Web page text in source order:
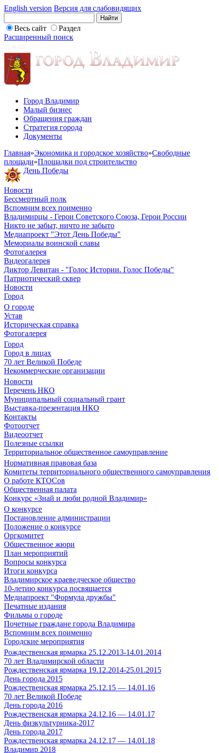
English version Версия для слабовидящих
Весь сайт
Раздел
Расширенный поиск
Город Владимир
Малый бизнес
Обращения граждан
Стратегия города
Документы
Главная»Экономика и городское хозяйство»Свободные
площади»Площадки под строительство
День Победы
Новости
Бессмертный полк
Вспомним всех поименно
Владимирцы - Герои Советского Союза, Герои России
Никто не забыт, ничто не забыто
Медиапроект "Этот День Победы"
Мемориалы воинской славы
Фотогалерея
Видеогалерея
Диктор Левитан - "Голос Истории. Голос Победы"
Патриотический сквер
Новости
Город
О городе
Устав
Историческая справка
Фотогалерея
Город
Город в лицах
70 лет Великой Победе
Некоммерческие организации
Новости
Перечень НКО
Муниципальный социальный грант
Выставка-презентация НКО
Контакты
Фотоотчет
Видеоотчет
Полезные ссылки
Территориальное общественное самоуправление
Нормативная правовая база
Комитеты территориального общественного самоуправления
О работе КТОСов
Общественная палата
Конкурс «Знай и люби родной Владимир»
О конкурсе
Постановление администрации
Положение о конкурсе
Оргкомитет
Общественное жюри
План мероприятий
Вопросы конкурса
Итоги конкурса
Владимирское краеведческое общество
10-летию конкурса посвящается
Медиапроект "Формула дружбы"
Печатные издания
Фильмы о городе
Почетные граждане города Владимира
Вспомним всех поименно
Городские мероприятия
Рождественская ярмарка 25.12.2013-14.01.2014
70 лет Владимирской области
Рождественская ярмарка 19.12.2014-25.01.2015
День города 2015
Рождественская ярмарка 25.12.15 — 14.01.16
70 лет Великой Победе
День города 2016
Рождественская ярмарка 24.12.16 — 14.01.17
День физкультурника-2017
День города 2017
Рождественская ярмарка 24.12.17 — 14.01.18
Владимир 2018